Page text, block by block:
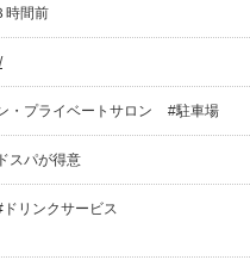
間前
・プライベートサロン #駐車場
スパが得意
ドリンクサービス